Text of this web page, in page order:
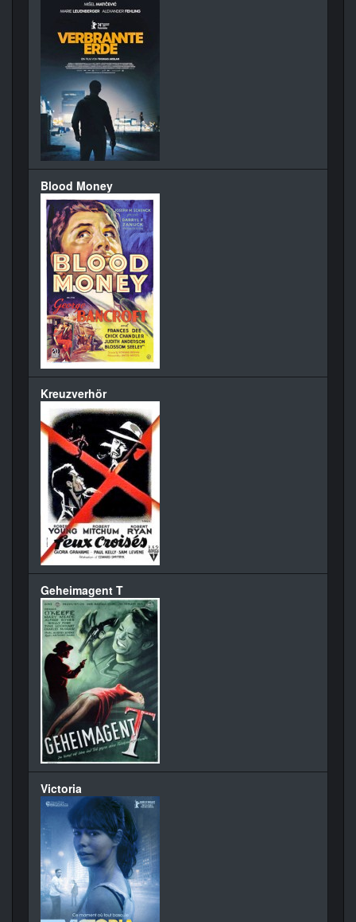
Blood Money
Kreuzverhör
Geheimagent T
Victoria